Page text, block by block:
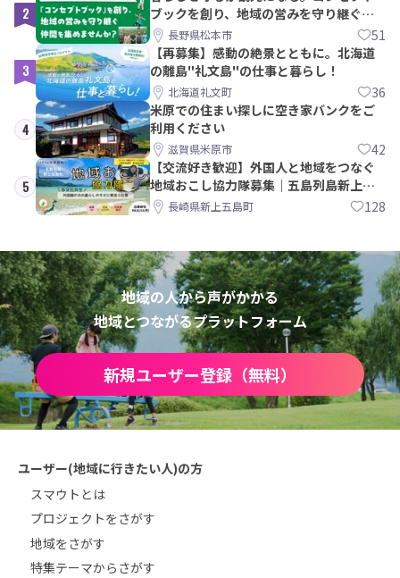
2
ブックを創り、地域の営みを守り継ぐ仲
間を集めませんか？
長野県松本市 51
3
【再募集】感動の絶景とともに。北海道
の離島"礼文島"の仕事と暮らし！
北海道礼文町 36
4
米原での住まい探しに空き家バンクをご
利用ください
滋賀県米原市 42
5
【交流好き歓迎】外国人と地域をつなぐ
地域おこし協力隊募集｜五島列島新上五
島町長崎県新上五島町 128
地域の人から声がかかる
地域とつながるプラットフォーム
新規ユーザー登録（無料）
ユーザー(地域に行きたい人)の方
スマウトとは
プロジェクトをさがす
地域をさがす
特集テーマからさがす